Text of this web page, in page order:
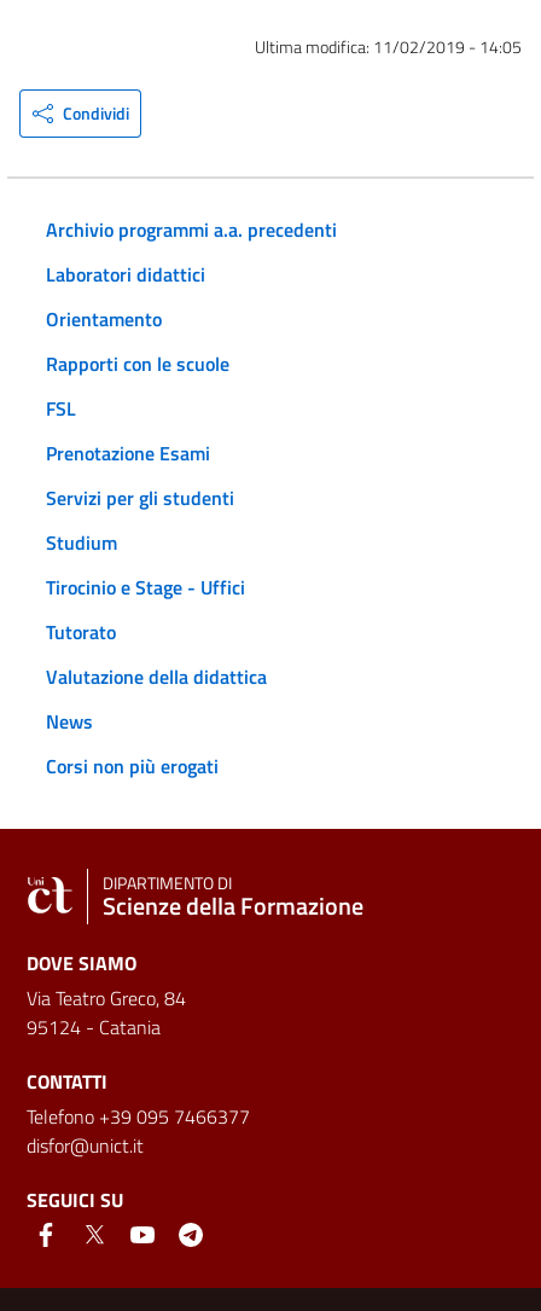
Ultima modifica: 11/02/2019 - 14:05
Condividi
Archivio programmi a.a. precedenti
Laboratori didattici
Orientamento
Rapporti con le scuole
FSL
Prenotazione Esami
Servizi per gli studenti
Studium
Tirocinio e Stage - Uffici
Tutorato
Valutazione della didattica
News
Corsi non più erogati
DIPARTIMENTO DI
Scienze della Formazione
DOVE SIAMO
Via Teatro Greco, 84
95124 - Catania
CONTATTI
Telefono +39 095 7466377
disfor@unict.it
SEGUICI SU